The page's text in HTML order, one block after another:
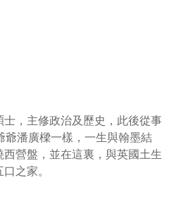
，主修政治及歷史，此後從事
潘廣樑一樣，一生與翰墨結
營盤，並在這裏，與英國土生
之家。